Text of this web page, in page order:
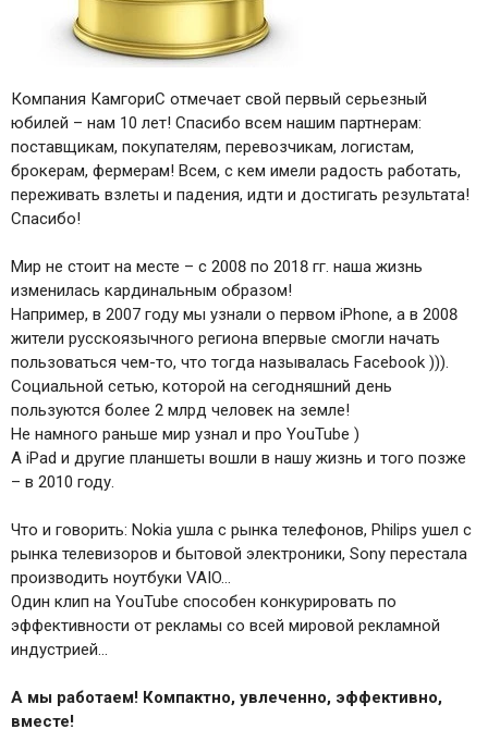
Компания КамгориС отмечает свой первый серьезный
юбилей – нам 10 лет! Спасибо всем нашим партнерам:
поставщикам, покупателям, перевозчикам, логистам,
брокерам, фермерам! Всем, с кем имели радость работать,
переживать взлеты и падения, идти и достигать результата!
Спасибо!
Мир не стоит на месте – с 2008 по 2018 гг. наша жизнь
изменилась кардинальным образом!
Например, в 2007 году мы узнали о первом iPhone, а в 2008
жители русскоязычного региона впервые смогли начать
пользоваться чем-то, что тогда называлась Facebook ))).
Социальной сетью, которой на сегодняшний день
пользуются более 2 млрд человек на земле!
Не намного раньше мир узнал и про YouTube )
А iPad и другие планшеты вошли в нашу жизнь и того позже
– в 2010 году.
Что и говорить: Nokia ушла с рынка телефонов, Philips ушел с
рынка телевизоров и бытовой электроники, Sony перестала
производить ноутбуки VAIO…
Один клип на YouTube способен конкурировать по
эффективности от рекламы со всей мировой рекламной
индустрией…
А мы работаем! Компактно, увлеченно, эффективно,
вместе!